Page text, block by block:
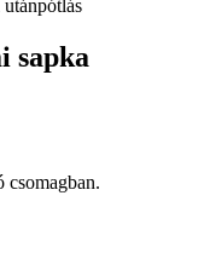
sapka
csomagban.